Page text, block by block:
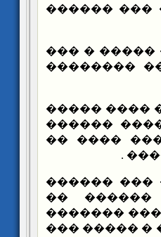
�����
��� �����
��� ����
�� �����
����� �
������
���
������
������
�� ����� �